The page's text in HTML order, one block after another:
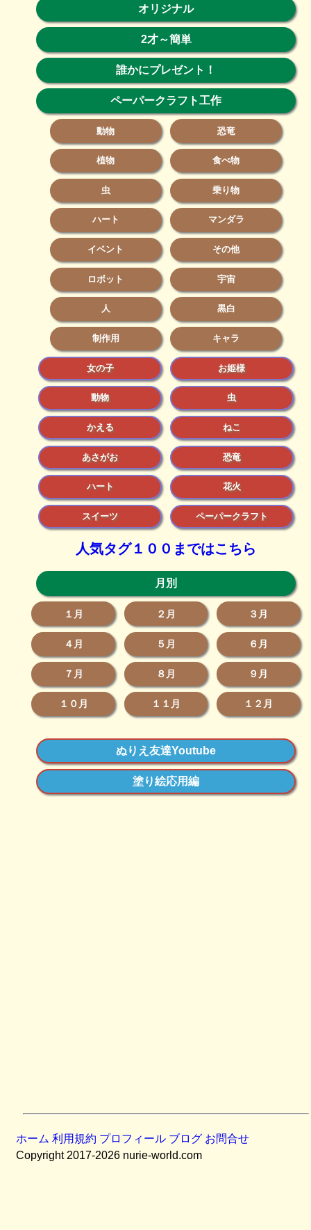
オリジナル
2才～簡単
誰かにプレゼント！
ペーパークラフト工作
動物 恐竜
植物 食べ物
虫 乗り物
ハート マンダラ
イベント その他
ロボット 宇宙
人 黒白
制作用 キャラ
女の子 お姫様
動物 虫
かえる ねこ
あさがお 恐竜
ハート 花火
スイーツ ペーパークラフト
人気タグ１００まではこちら
月別
１月 ２月 ３月
４月 ５月 ６月
７月 ８月 ９月
１０月 １１月 １２月
ぬりえ友達Youtube
塗り絵応用編
ホーム 利用規約 プロフィール ブログ お問合せ
Copyright 2017-2026 nurie-world.com